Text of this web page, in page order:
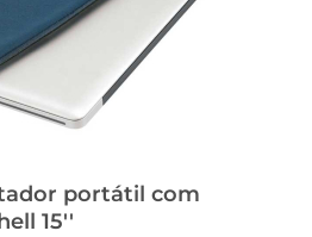
portátil com
15''